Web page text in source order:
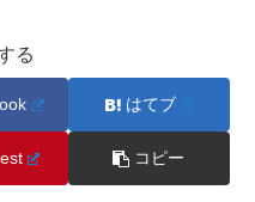
る
はてブ
コピー